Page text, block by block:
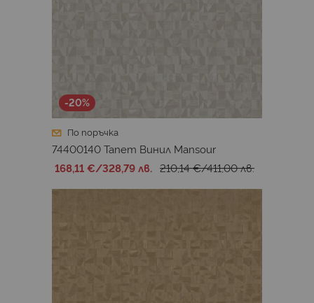
-20%
По поръчка
74400140 Тапет Винил Mansour
168,11 €/328,79 лв. 210,14 €/411,00 лв.